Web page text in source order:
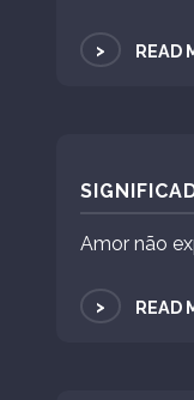
> READ
Amor não
> READ